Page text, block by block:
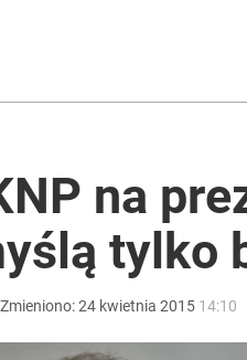
Polacy o przywróceniu CPN
na
tylko
Zmieniono:24 kwietnia 2015 14:10